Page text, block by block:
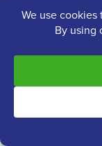
Vi uppskattar
version. Detta